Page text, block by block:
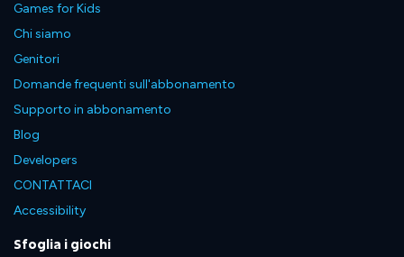
Games for Kids
Chi siamo
Genitori
Domande frequenti sull'abbonamento
Supporto in abbonamento
Blog
Developers
CONTATTACI
Accessibility
Sfoglia i giochi